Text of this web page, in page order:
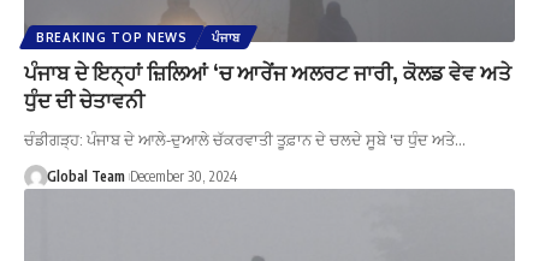
BREAKING TOP NEWS ਪੰਜਾਬ
ਪੰਜਾਬ ਦੇ ਇਨ੍ਹਾਂ ਜ਼ਿਲਿਆਂ ‘ਚ ਆਰੇਂਜ ਅਲਰਟ ਜਾਰੀ, ਕੋਲਡ ਵੇਵ ਅਤੇ
ਧੁੰਦ ਦੀ ਚੇਤਾਵਨੀ
ਚੰਡੀਗੜ੍ਹ: ਪੰਜਾਬ ਦੇ ਆਲੇ-ਦੁਆਲੇ ਚੱਕਰਵਾਤੀ ਤੂਫ਼ਾਨ ਦੇ ਚਲਦੇ ਸੂਬੇ 'ਚ ਧੁੰਦ ਅਤੇ…
Global Team December 30, 2024